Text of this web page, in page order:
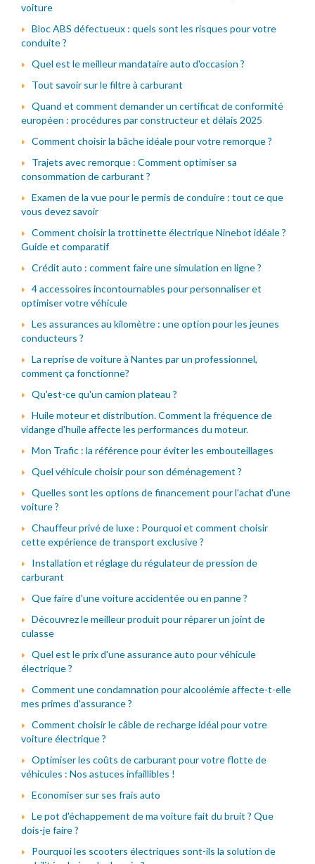
voiture
Bloc ABS défectueux : quels sont les risques pour votre
conduite ?
Quel est le meilleur mandataire auto d'occasion ?
Tout savoir sur le filtre à carburant
Quand et comment demander un certificat de conformité
européen : procédures par constructeur et délais 2025
Comment choisir la bâche idéale pour votre remorque ?
Trajets avec remorque : Comment optimiser sa
consommation de carburant ?
Examen de la vue pour le permis de conduire : tout ce que
vous devez savoir
Comment choisir la trottinette électrique Ninebot idéale ?
Guide et comparatif
Crédit auto : comment faire une simulation en ligne ?
4 accessoires incontournables pour personnaliser et
optimiser votre véhicule
Les assurances au kilomètre : une option pour les jeunes
conducteurs ?
La reprise de voiture à Nantes par un professionnel,
comment ça fonctionne?
Qu'est-ce qu'un camion plateau ?
Huile moteur et distribution. Comment la fréquence de
vidange d'huile affecte les performances du moteur.
Mon Trafic : la référence pour éviter les embouteillages
Quel véhicule choisir pour son déménagement ?
Quelles sont les options de financement pour l'achat d'une
voiture ?
Chauffeur privé de luxe : Pourquoi et comment choisir
cette expérience de transport exclusive ?
Installation et réglage du régulateur de pression de
carburant
Que faire d'une voiture accidentée ou en panne ?
Découvrez le meilleur produit pour réparer un joint de
culasse
Quel est le prix d'une assurance auto pour véhicule
électrique ?
Comment une condamnation pour alcoolémie affecte-t-elle
mes primes d'assurance ?
Comment choisir le câble de recharge idéal pour votre
voiture électrique ?
Optimiser les coûts de carburant pour votre flotte de
véhicules : Nos astuces infaillibles !
Economiser sur ses frais auto
Le pot d'échappement de ma voiture fait du bruit ? Que
dois-je faire ?
Pourquoi les scooters électriques sont-ils la solution de